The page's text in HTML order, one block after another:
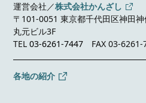
運営会社／株式会社かんざし
〒101-0051 東京都千代田区神田
丸元ビル3F
TEL03-6261-7447 FAX 03-6261-
各地の紹介